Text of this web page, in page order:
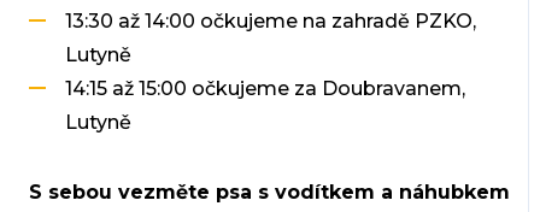
13:30 až 14:00 očkujeme na zahradě PZKO,
Lutyně
14:15 až 15:00 očkujeme za Doubravanem,
Lutyně
S sebou vezměte psa s vodítkem a náhubkem